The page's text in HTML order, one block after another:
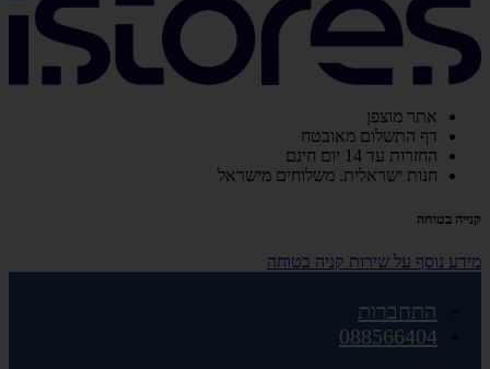
אתר מוצפן
דף התשלום מאובטח
החזרות עד 14 יום חינם
חנות ישראלית. משלוחים מישראל
קנייה בטוחה
מידע נוסף על שירות קניה בטוחה
התחברות
088566404